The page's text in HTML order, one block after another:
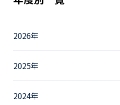
2026年
2025年
2024年